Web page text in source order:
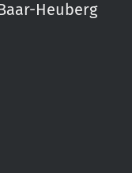
Heuberg